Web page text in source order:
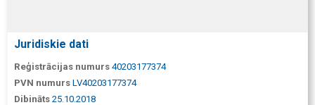
Juridiskie dati
Reģistrācijas numurs 40203177374
PVN numurs LV40203177374
Dibināts 25.10.2018